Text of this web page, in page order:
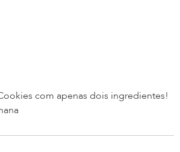
com apenas dois ingredientes!